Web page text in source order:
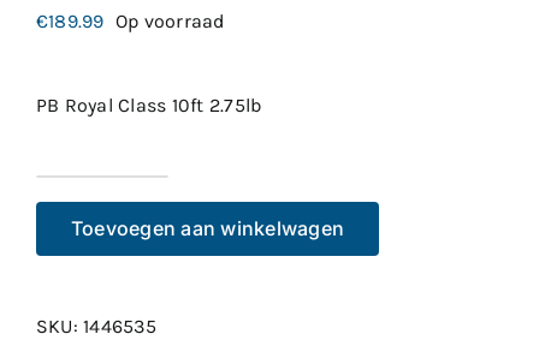
€189.99 Op voorraad
PB Royal Class 10ft 2.75lb
Royal
Class
2.75lb
Toevoegen aan winkelwagen
SKU:1446535